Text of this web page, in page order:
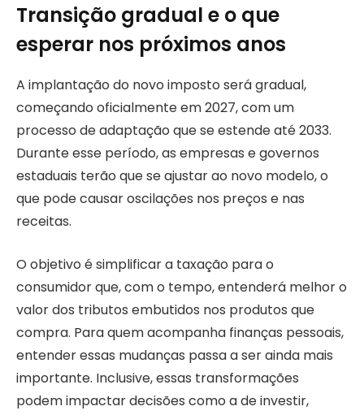
Transição gradual e o que
esperar nos próximos anos
A implantação do novo imposto será gradual,
começando oficialmente em 2027, com um
processo de adaptação que se estende até 2033.
Durante esse período, as empresas e governos
estaduais terão que se ajustar ao novo modelo, o
que pode causar oscilações nos preços e nas
receitas.
O objetivo é simplificar a taxação para o
consumidor que, com o tempo, entenderá melhor o
valor dos tributos embutidos nos produtos que
compra. Para quem acompanha finanças pessoais,
entender essas mudanças passa a ser ainda mais
importante. Inclusive, essas transformações
podem impactar decisões como a de investir,